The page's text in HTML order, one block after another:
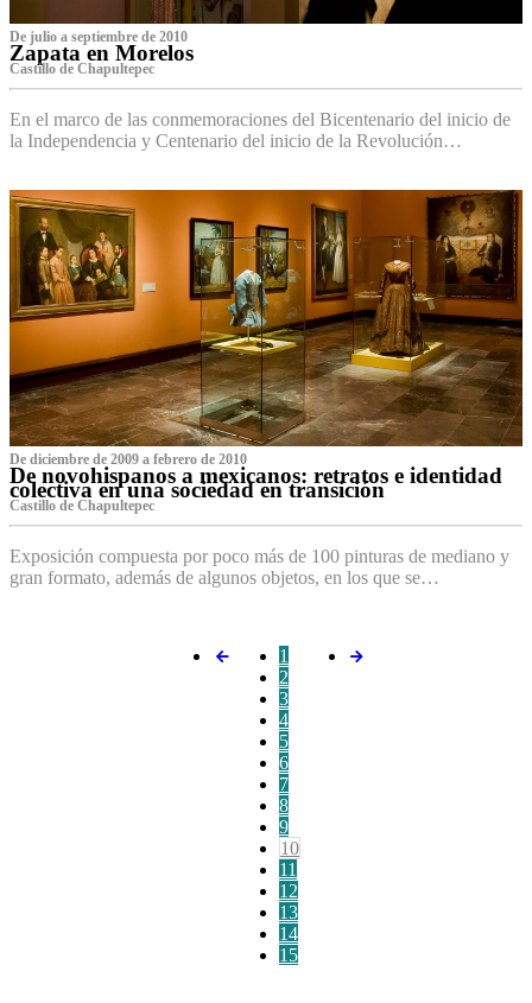
De julio a septiembre de 2010
Zapata en Morelos
Castillo de Chapultepec
En el marco de las conmemoraciones del Bicentenario del inicio de
la Independencia y Centenario del inicio de la Revolución…
De diciembre de 2009 a febrero de 2010
De novohispanos a mexicanos: retratos e identidad
colectiva en una sociedad en transición
Castillo de Chapultepec
Exposición compuesta por poco más de 100 pinturas de mediano y
gran formato, además de algunos objetos, en los que se…
1
2
3
4
5
6
7
8
9
10
11
12
13
14
15